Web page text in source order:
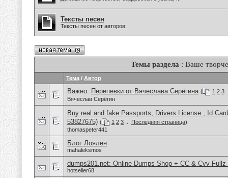
Тексты песен
Тексты песен от авторов.
Темы раздела : Ваше
Тема / Автор
Важно: Перепевки от Вячеслава Серёгина ( 1 2 3
Вячеслав Серёгин
Buy real and fake Passports, Drivers License , Id
53827675) ( 1 2 3 Последняя страница)
thomaspeter441
Блог Лоялен
mahaleksmos
dumps201.net: Online Dumps Shop + CC & Cvv
hotseller68